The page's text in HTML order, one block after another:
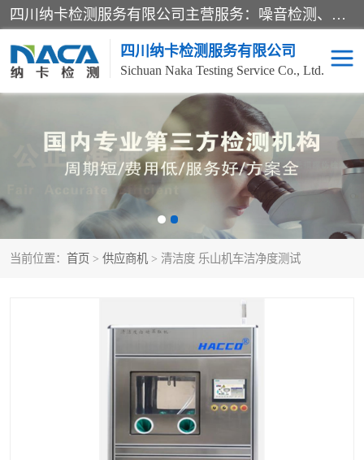
四川纳卡检测服务有限公司主营服务：噪音检测、灯光检测、防护网检测、磁性检测、无损检测、燃烧等级检测；本着严谨、规范的态度严格执行国家现行标准、规范及规程，奉行“科学公正、准确、持续改进、诚信服务”的企业价值和“科学、信誉、服务”的企业宗旨，竭诚为广大客户服务。
四川纳卡检测服务有限公司
Sichuan Naka Testing Service Co., Ltd.
当前位置： 首页 > 供应商机 > 清洁度 乐山机车洁净度测试
噪音检测 灯光检测
防护网检测 磁性检测
燃烧等级检测
可靠性检测 产品检测